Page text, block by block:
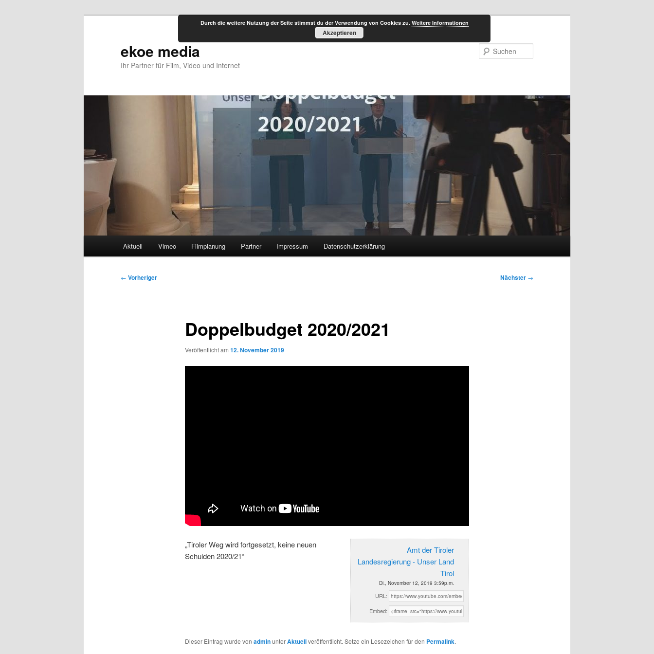
ekoe media
Ihr Partner für Film, Video und Internet
Aktuell Vimeo Filmplanung Partner Impressum Datenschutzerklärung
Beitragsnavigation
← Vorheriger Nächster →
Doppelbudget 2020/2021
Veröffentlicht am 12. November 2019
Amt der Tiroler
Landesregierung - Unser Land
Tirol
Di., November 12, 2019 3:59p.m.
URL:
Embed:
„Tiroler Weg wird fortgesetzt, keine neuen
Schulden 2020/21“
Dieser Eintrag wurde von adminunterAktuellveröffentlicht. Setze ein Lesezeichen für den Permalink.
Durch die weitere Nutzung der Seite stimmst du der Verwendung von Cookies zu. Weitere Informationen
Akzeptieren